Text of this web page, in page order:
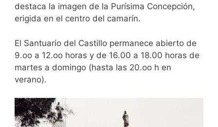
destaca la imagen de la Purísima Concepción,
erigida en el centro del camarín.
El Santuario del Castillo permanece abierto de
9.oo a 12.oo horas y de 16.00 a 18.00 horas de
martes a domingo (hasta las 20.oo h en
verano).